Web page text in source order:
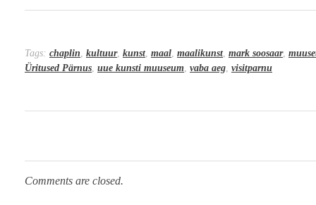
Tags: chaplin kultuur, kunst, maal maalikunst, mark soosaar,
Üritused Pärnus uue kunsti muuseum vaba aeg visitparnu
Comments are closed.